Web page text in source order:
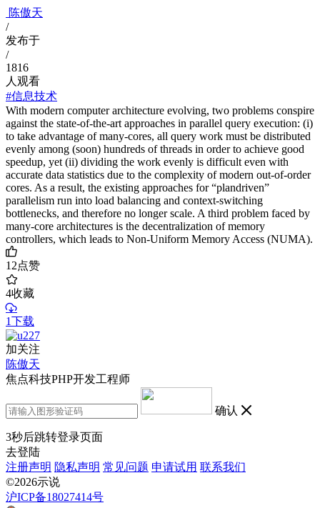
陈傲天
/
发布于
/
1816
人观看
#信息技术
With modern computer architecture evolving, two problems conspire
against the state-of-the-art approaches in parallel query execution: (i)
to take advantage of many-cores, all query work must be distributed
evenly among (soon) hundreds of threads in order to achieve good
speedup, yet (ii) dividing the work evenly is difficult even with
accurate data statistics due to the complexity of modern out-of-order
cores. As a result, the existing approaches for “plandriven”
parallelism run into load balancing and context-switching
bottlenecks, and therefore no longer scale. A third problem faced by
many-core architectures is the decentralization of memory
controllers, which leads to Non-Uniform Memory Access (NUMA).
12点赞
4收藏
1下载
加关注
陈傲天
焦点科技PHP开发工程师
确认
3秒后跳转登录页面
去登陆
注册声明 隐私声明 常见问题 申请试用 联系我们
©2026示说
沪ICP备18027414号